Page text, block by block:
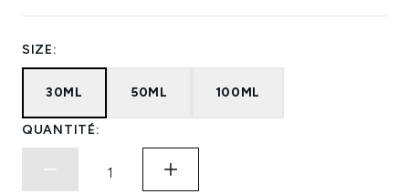
SIZE:
30ML 50ML 100ML
QUANTITÉ: